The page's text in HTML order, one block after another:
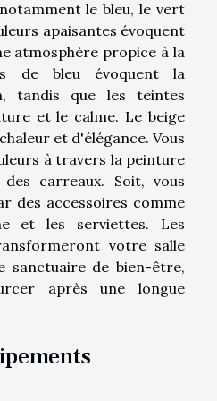
le bleu, le vert
apaisantes évoquent
atmosphère propice à la
de bleu évoquent la
tandis que les teintes
et le calme. Le beige
et d'élégance. Vous
à travers la peinture
carreaux. Soit, vous
des accessoires comme
et les serviettes. Les
votre salle
sanctuaire de bien-être,
après une longue